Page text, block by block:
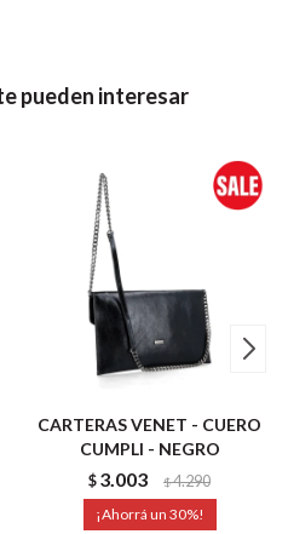
pueden interesar
CARTERAS VENET - CUERO
CUMPLI - NEGRO
$3.003 $4.290
30